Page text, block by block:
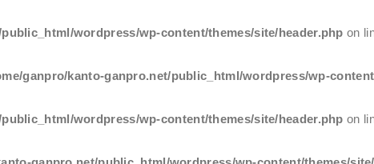
wordpress/wp-content/themes/site/header.php on
ganpro/kanto-ganpro.net/public_html/wordpress/wp-
wordpress/wp-content/themes/site/header.php on